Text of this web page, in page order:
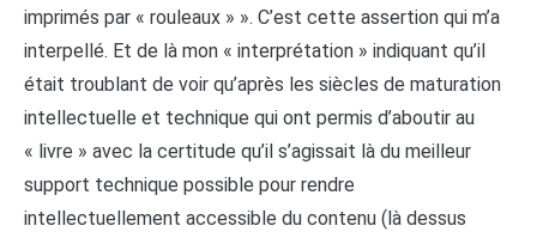
imprimés par « rouleaux » ». C’est cette assertion qui m’a
interpellé. Et de là mon « interprétation » indiquant qu’il
était troublant de voir qu’après les siècles de maturation
intellectuelle et technique qui ont permis d’aboutir au
« livre » avec la certitude qu’il s’agissait là du meilleur
support technique possible pour rendre
intellectuellement accessible du contenu (là dessus